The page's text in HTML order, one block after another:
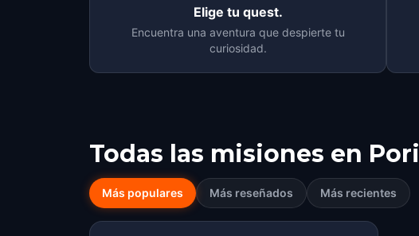
Elige tu quest.
Encuentra una aventura que despierte tu
curiosidad.
Todas las misiones en Pori
Más populares Más reseñados Más recientes